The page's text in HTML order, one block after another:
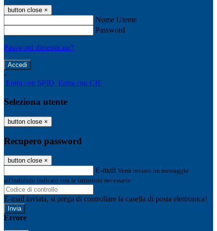
button close ×
Nome Utente
Password
Password dimenticata?
-
Entra con SPID Entra con CIE
Seleziona utente
button close ×
Recupero password
button close ×
E-mail Verrà inviato un messaggio
all'indirizzo indicato con le istruzioni necessarie.
E-mail inviata, si prega di controllare la casella di posta elettronica!
Errore